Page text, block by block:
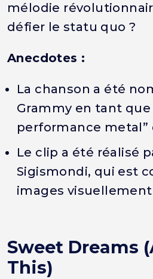
mélodie
défier le statu quo ?
Anecdotes :
La chanson a été
Grammy en tant que
performance metal”
Le clip a été réalisé
Sigismondi, qui est
images
Sweet Dreams
This)